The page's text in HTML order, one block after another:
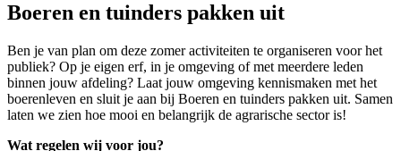
Boeren en tuinders pakken uit
Ben je van plan om deze zomer activiteiten te organiseren voor het
publiek? Op je eigen erf, in je omgeving of met meerdere leden
binnen jouw afdeling? Laat jouw omgeving kennismaken met het
boerenleven en sluit je aan bij Boeren en tuinders pakken uit. Samen
laten we zien hoe mooi en belangrijk de agrarische sector is!
Wat regelen wij voor jou?